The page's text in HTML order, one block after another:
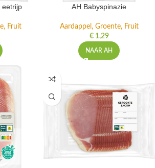
eetrijp
Fruit
AH Babyspinazie
Aardappel, Groente, Fruit
€1,29
NAAR AH